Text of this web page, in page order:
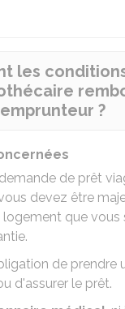
les
?
de prêt
devez être
logement que vous
de prendre
d'assurer le prêt.